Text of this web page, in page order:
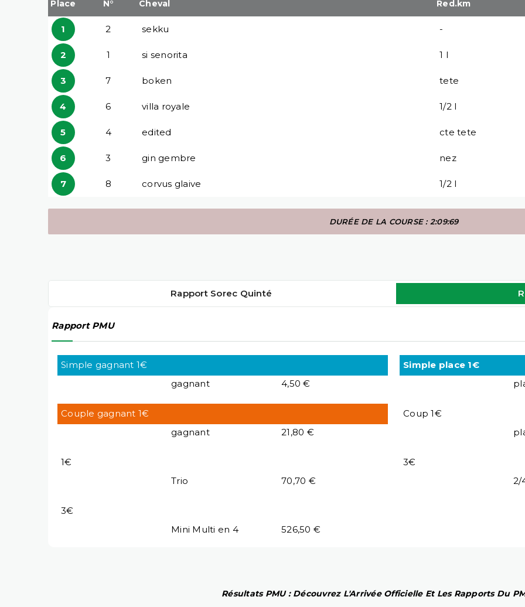
Place N° Cheval Red.km
1 2 sekku -
2 1 si senorita 1 l
3 7 boken tete
4 6 villa royale 1/2 l
5 4 edited cte tete
6 3 gin gembre nez
7 8 corvus glaive 1/2 l
DURÉE DE LA COURSE : 2:09:69
Rapport Sorec Quinté
Rapport PMU
Simple gagnant 1€
gagnant
4,50 €
Simple place 1€
Couple gagnant 1€
gagnant
21,80 €
Coup 1€
1€
Trio
70,70 €
3€
2/
3€
Mini Multi en 4
526,50 €
Résultats PMU : Découvrez L'Arrivée Officielle Et Les Rapports Du